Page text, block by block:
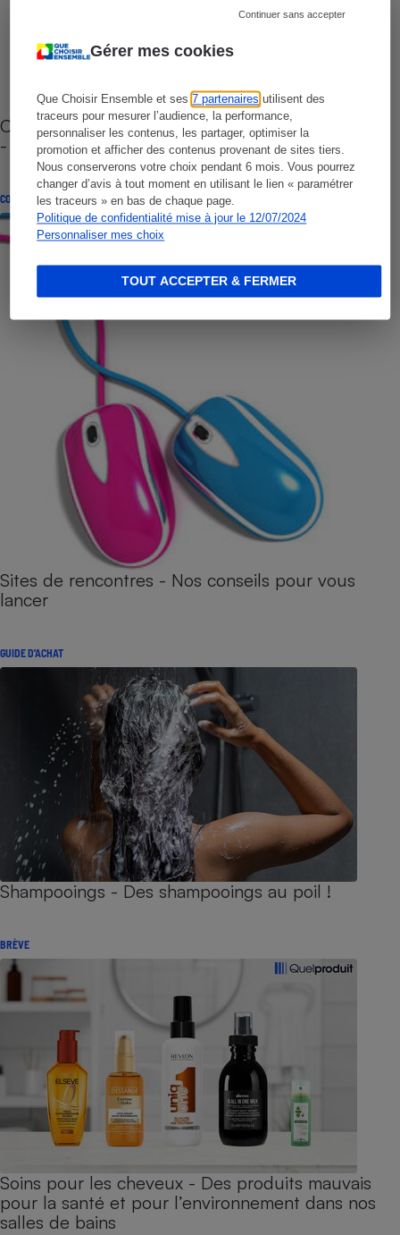
Gérer mes cookies
Que Choisir Ensemble et ses7 partenaires utilisent des
traceurs pour mesurer l’audience, la performance,
personnaliser les contenus, les partager, optimiser la
promotion et afficher des contenus provenant de sites tiers.
Nous conserverons votre choix pendant 6 mois. Vous pourrez
changer d’avis à tout moment en utilisant le lien « paramétrer
les traceurs » en bas de chaque page.
Politique de confidentialité mise à jour le 12/07/2024
Personnaliser mes choix
Continuer sans accepter
TOUT ACCEPTER & FERMER
Cafetière à capsules zéro déchet CoffeeB (vidéo)
- Premières impressions
CONSEILS
Sites de rencontres - Nos conseils pour vous
lancer
GUIDE D'ACHAT
Shampooings - Des shampooings au poil !
BRÈVE
Soins pour les cheveux - Des produits mauvais
pour la santé et pour l’environnement dans nos
salles de bains